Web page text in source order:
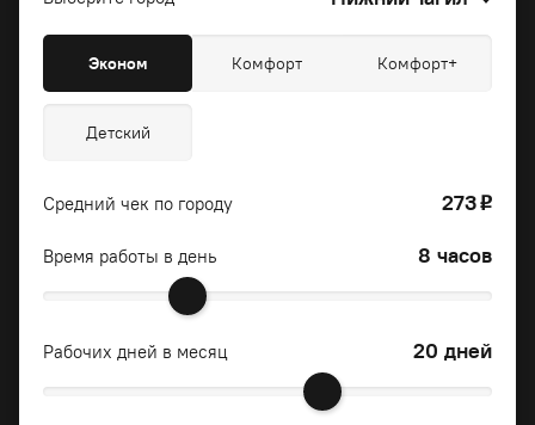
Эконом Комфорт Комфорт+
Детский
Средний чек по городу 273 o
Время работы в день 8 часов
Рабочих дней в месяц 20 дней